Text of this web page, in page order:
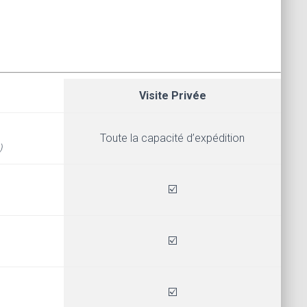
Visite Privée
Toute la capacité d’expédition
☑️
☑️
☑️